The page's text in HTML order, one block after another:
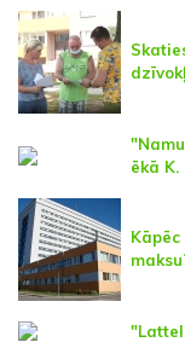
ēkā